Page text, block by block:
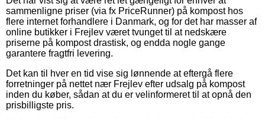
sammenligne priser (via fx PriceRunner) på kompost hos
flere internet forhandlere i Danmark, og for det har masser af
online butikker i Frejlev været tvunget til at nedskære
priserne på kompost drastisk, og endda nogle gange
garantere fragtfri levering.
Det kan til hver en tid vise sig lønnende at eftergå flere
forretninger på nettet nær Frejlev efter udsalg på kompost
inden du køber, sådan at du er velinformeret til at opnå den
prisbilligste pris.